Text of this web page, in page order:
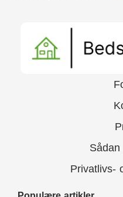
Privatlivs-